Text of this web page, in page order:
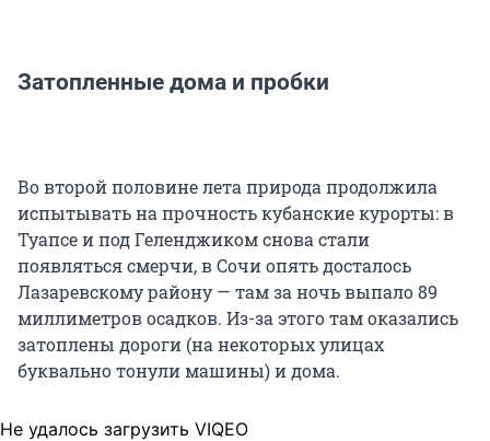
Затопленные дома и пробки
Во второй половине лета природа продолжила
испытывать на прочность кубанские курорты: в
Туапсе и под Геленджиком снова стали
появляться смерчи, в Сочи опять досталось
Лазаревскому району — там за ночь выпало 89
миллиметров осадков. Из-за этого там оказались
затоплены дороги (на некоторых улицах
буквально тонули машины) и дома.
Не удалось загрузить VIQEO